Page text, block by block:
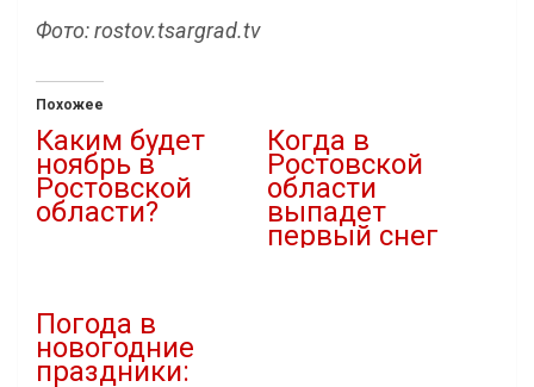
Фото: rostov.tsargrad.tv
Похожее
Каким будет
ноябрь в
Ростовской
области?
Когда в
Ростовской
области
выпадет
первый снег
Погода в
новогодние
праздники: